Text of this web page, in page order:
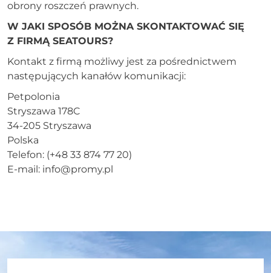
obrony roszczeń prawnych.
W JAKI SPOSÓB MOŻNA SKONTAKTOWAĆ SIĘ
Z FIRMĄ SEATOURS?
Kontakt z firmą możliwy jest za pośrednictwem
następujących kanałów komunikacji:
Petpolonia
Stryszawa 178C
34-205 Stryszawa
Polska
Telefon: (+48 33 874 77 20)
E-mail: info@promy.pl